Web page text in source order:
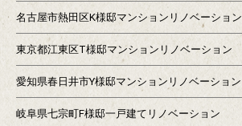
名古屋市熱田区K様邸マンションリノベーション
東京都江東区T様邸マンションリノベーション
愛知県春日井市Y様邸マンションリノベーション
岐阜県七宗町F様邸一戸建てリノベーション